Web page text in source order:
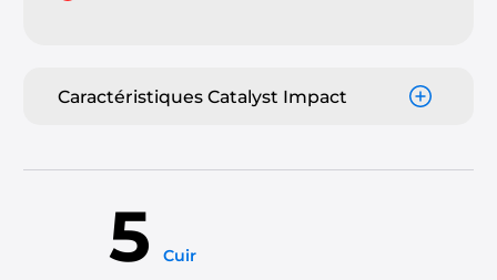
Caractéristiques Catalyst Impact
5 Cuir